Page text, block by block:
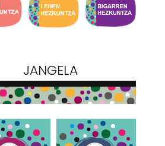
JANGELA